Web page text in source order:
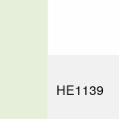
HE1139